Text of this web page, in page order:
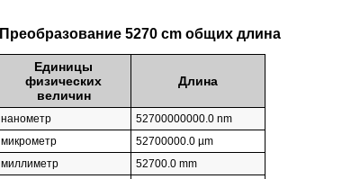
Преобразование 5270 cm общих длина
Единицы
физических
величин
Длина
нанометр
52700000000.0 nm
микрометр
52700000.0 µm
миллиметр
52700.0 mm